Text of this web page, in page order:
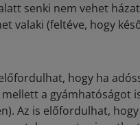
senki nem vehet
valaki (feltéve, hogy
hogy ha
a gyámhatóságot
Az is előfordulhat,